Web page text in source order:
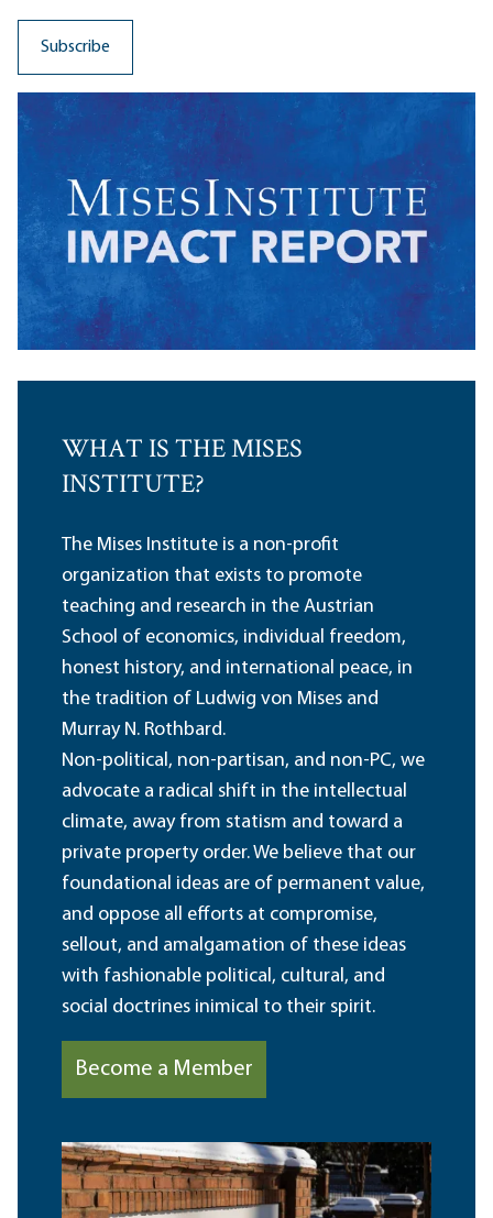
WHAT IS THE MISES
INSTITUTE?
The Mises Institute is a non-profit
organization that exists to promote
teaching and research in the Austrian
School of economics, individual freedom,
honest history, and international peace, in
the tradition of Ludwig von Mises and
Murray N. Rothbard.
Non-political, non-partisan, and non-PC, we
advocate a radical shift in the intellectual
climate, away from statism and toward a
private property order. We believe that our
foundational ideas are of permanent value,
and oppose all efforts at compromise,
sellout, and amalgamation of these ideas
with fashionable political, cultural, and
social doctrines inimical to their spirit.
Become a Member